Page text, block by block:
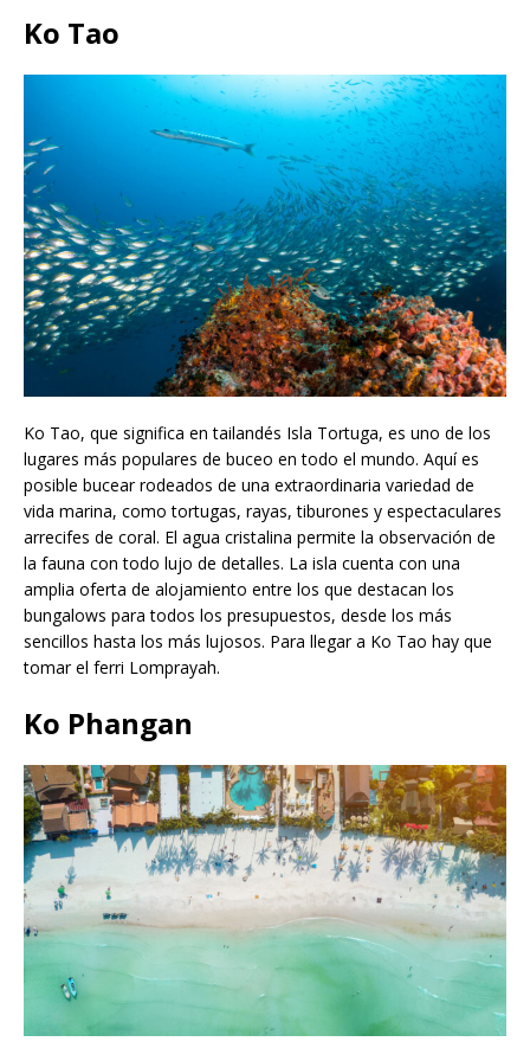
Ko Tao
Ko Tao, que significa en tailandés Isla Tortuga, es uno de los
lugares más populares de buceo en todo el mundo. Aquí es
posible bucear rodeados de una extraordinaria variedad de
vida marina, como tortugas, rayas, tiburones y espectaculares
arrecifes de coral. El agua cristalina permite la observación de
la fauna con todo lujo de detalles. La isla cuenta con una
amplia oferta de alojamiento entre los que destacan los
bungalows para todos los presupuestos, desde los más
sencillos hasta los más lujosos. Para llegar a Ko Tao hay que
tomar el ferri Lomprayah.
Ko Phangan